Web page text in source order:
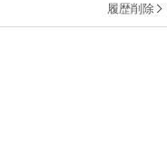
履歴削除